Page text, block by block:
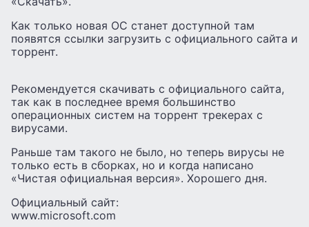
Как только новая ОС станет доступной там
появятся ссылки загрузить с официального сайта и
торрент.
Рекомендуется скачивать с официального сайта,
так как в последнее время большинство
операционных систем на торрент трекерах с
вирусами.
Раньше там такого не было, но теперь вирусы не
только есть в сборках, но и когда написано
«Чистая официальная версия». Хорошего дня.
Официальный сайт:
www.microsoft.com